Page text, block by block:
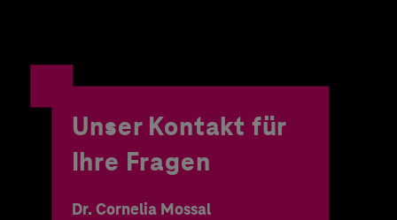
Unser Kontakt für
Ihre Fragen
Dr. Cornelia Mossal